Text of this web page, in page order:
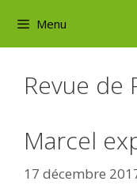
contenu
Menu
Revue de
Marcel
17 décembre